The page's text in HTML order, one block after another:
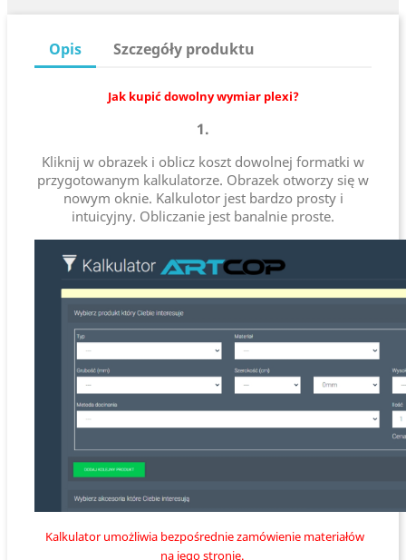
Opis Szczegóły produktu
Jak kupić dowolny wymiar plexi?
1.
Kliknij w obrazek i oblicz koszt dowolnej formatki w
przygotowanym kalkulatorze. Obrazek otworzy się w
nowym oknie. Kalkulotor jest bardzo prosty i
intuicyjny. Obliczanie jest banalnie proste.
Kalkulator umożliwia bezpośrednie zamówienie materiałów
na jego stronie.